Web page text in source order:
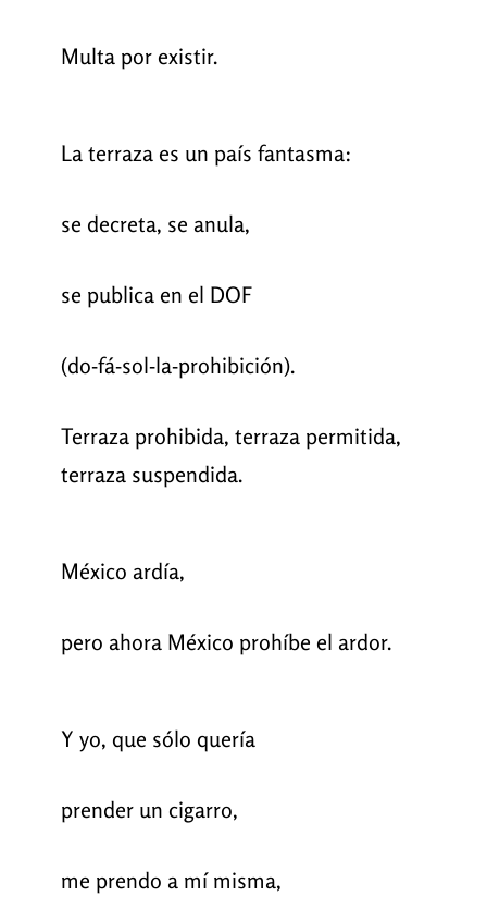
Multa por existir.
La terraza es un país fantasma:
se decreta, se anula,
se publica en el DOF
(do-fá-sol-la-prohibición).
Terraza prohibida, terraza permitida,
terraza suspendida.
México ardía,
pero ahora México prohíbe el ardor.
Y yo, que sólo quería
prender un cigarro,
me prendo a mí misma,